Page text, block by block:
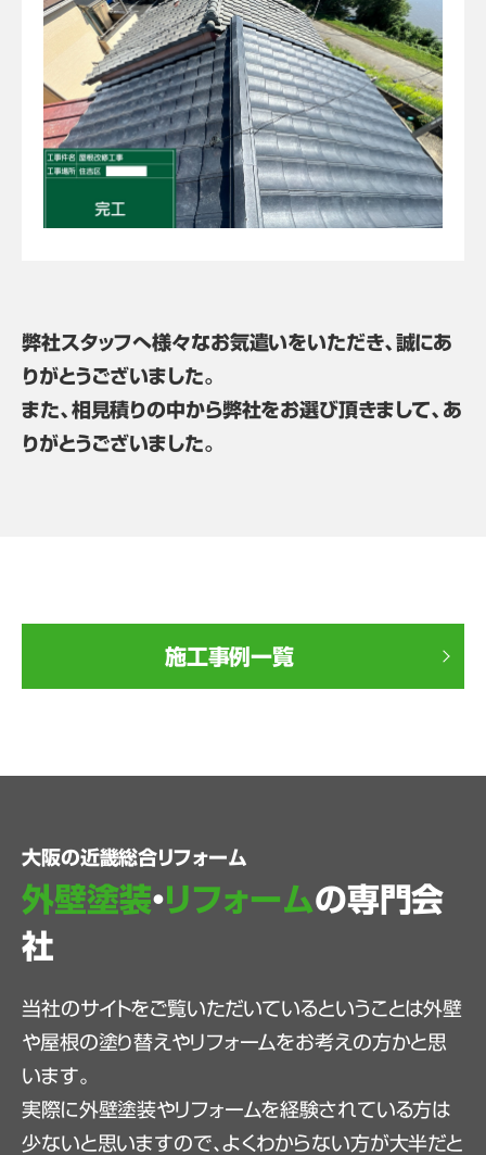
弊社スタッフへ様々なお気遣いをいただき、誠にあ
りがとうございました。
また、相見積りの中から弊社をお選び頂きまして、あ
りがとうございました。
施工事例一覧
大阪の近畿総合リフォーム
外壁塗装・リフォームの専門会
社
当社のサイトをご覧いただいているということは外壁
や屋根の塗り替えやリフォームをお考えの方かと思
います。
実際に外壁塗装やリフォームを経験されている方は
少ないと思いますので、よくわからない方が大半だと